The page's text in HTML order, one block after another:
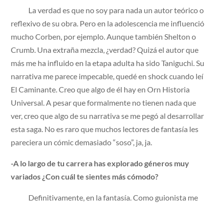
La verdad es que no soy para nada un autor teórico o
reflexivo de su obra. Pero en la adolescencia me influenció
mucho Corben, por ejemplo. Aunque también Shelton o
Crumb. Una extraña mezcla, ¿verdad? Quizá el autor que
más me ha influido en la etapa adulta ha sido Taniguchi. Su
narrativa me parece impecable, quedé en shock cuando leí
El Caminante. Creo que algo de él hay en Orn Historia
Universal. A pesar que formalmente no tienen nada que
ver, creo que algo de su narrativa se me pegó al desarrollar
esta saga. No es raro que muchos lectores de fantasía les
pareciera un cómic demasiado “soso”, ja, ja.
-A lo largo de tu carrera has explorado géneros muy
variados ¿Con cuál te sientes más cómodo?
Definitivamente, en la fantasía. Como guionista me